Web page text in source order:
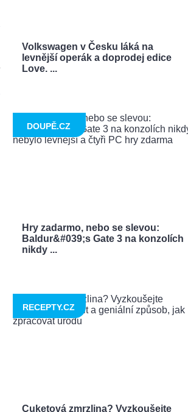
Volkswagen v Česku láká na
levnější operák a doprodej edice
Love. ...
Hry zadarmo, nebo se slevou:
Baldur&#039;s Gate 3 na konzolích
nikdy ...
DOUPĚ.CZ
Cuketová zmrzlina? Vyzkoušejte
RECEPTY.CZ